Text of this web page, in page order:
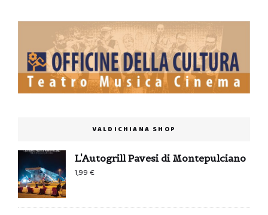
VALDICHIANA SHOP
L'Autogrill Pavesi di Montepulciano
1,99€